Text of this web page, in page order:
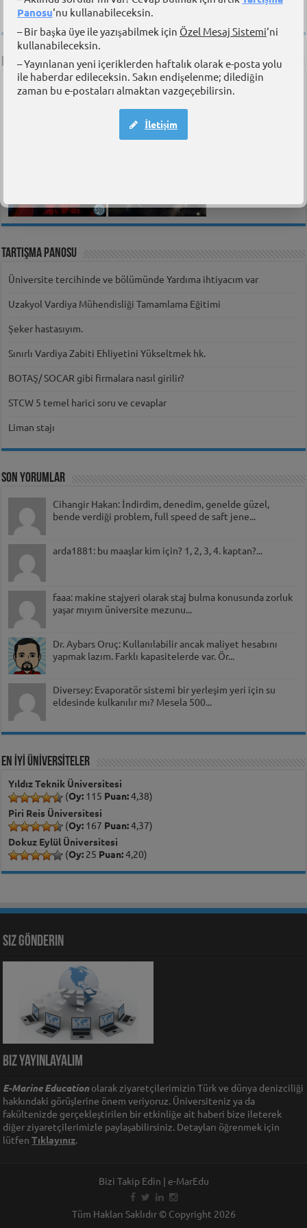
e-MarEdu Yayınları
Tartışma Panosu
Üniversite tercihinde ve bölümünde Yardıma ihtiyacım var
Uzakyol Vardiya Mühendisliği Tamamlama Eğitimi
Şeker hastasıyım.
Sınırlı Vardiya Zabiti Ehliyetini Yükseltmek hk.
BOTAŞ/ SOCAR gibi firmalara nasıl girilir?
STCW 5 temel harici soru ve cevaplar
Liman stajı
Son Yorumlar
Cihangir Hakan: İndirdim, denedim, genelde güzel,
bende verdiği problem, full speed de saft jene...
arda1881: bu maaşlar kim için? 1, 2, 3, 4. kaptan?...
faaa: makine stajyeri olarak staj bulma konusunda zorluk
yaşar mıyım üniversite mezunu...
Dr. Aybars Oruç: Kullanılabilir ancak maliyet hesabını
yapmak lazım. Farklı kapasitelerde var. Ör...
Diversey: Evaporatör sistemi bir yerleşim yeri için su
eldesinde kulkanılır mı? Mesela 500...
EN İYİ ÜNİVERSİTELER
Yıldız Teknik Üniversitesi
(Oy: 115 Puan:4,38)
Piri Reis Üniversitesi
(Oy: 167 Puan:4,37)
Dokuz Eylül Üniversitesi
(Oy: 25 Puan:4,20)
Siz Gönderin
Biz Yayınlayalım
E-Marine Education olarak ziyaretçilerimizin Türk ve dünya denizciliği
hakkındaki görüşlerine önem veriyoruz. Üniversiteniz ya da
fakültenizde gerçekleştirilen bir etkinliğe ait haberi bize ileterek
diğer ziyaretçilerimizle paylaşabilirsiniz. Detayları öğrenmek için
lütfenTıklayınız.
Bizi Takip Edin | e-MarEdu
Tüm Hakları Saklıdır © Copyright 2026
Panosu‘nu kullanabileceksin.
– Bir başka üye ile yazışabilmek için Özel Mesaj Sistemi‘ni
kullanabileceksin.
– Yayınlanan yeni içeriklerden haftalık olarak e-posta yolu
ile haberdar edileceksin. Sakın endişelenme; dilediğin
zaman bu e-postaları almaktan vazgeçebilirsin.
İletişim